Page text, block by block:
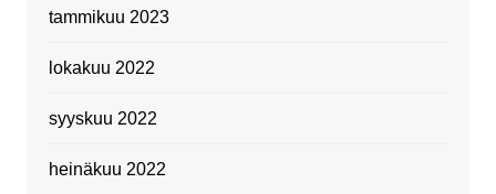
tammikuu 2023
lokakuu 2022
syyskuu 2022
heinäkuu 2022